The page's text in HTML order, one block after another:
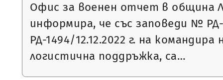
Офис за военен отчет в община
информира, че със заповеди №
РД-1494/12.12.2022 г. на
логистична поддръжка, са…